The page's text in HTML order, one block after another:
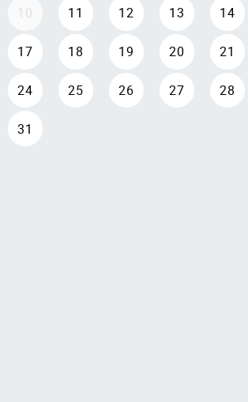
10 11 12 13 14
17 18 19 20 21
24 25 26 27 28
31